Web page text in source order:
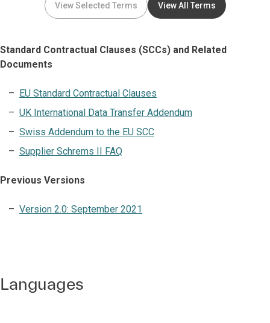
View Selected Terms View All Terms
Standard Contractual Clauses (SCCs) and Related
Documents
EU Standard Contractual Clauses
UK International Data Transfer Addendum
Swiss Addendum to the EU SCC
Supplier Schrems II FAQ
Previous Versions
Version 2.0: September 2021
Languages